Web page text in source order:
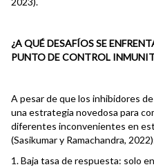
¿A QUÉ DESAFÍOS SE
PUNTO DE CONTROL
A pesar de que los inhibidores
una estrategia novedosa para
diferentes inconvenientes en
(Sasikumar y Ramachandra,
1. Baja tasa de respuesta: solo